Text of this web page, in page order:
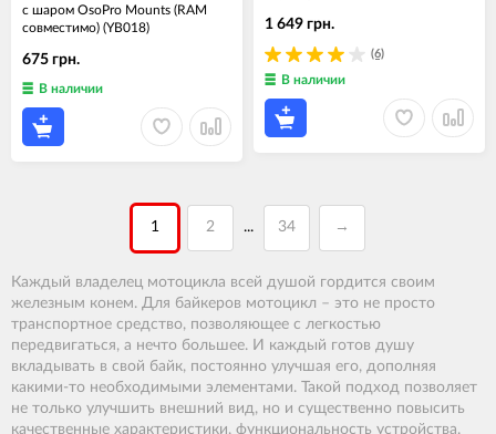
с шаром OsoPro Mounts (RAM
совместимо) (YB018)
675 грн.
В наличии
(6)
1 649 грн.
В наличии
1 2 ... 34 →
Каждый владелец мотоцикла всей душой гордится своим
железным конем. Для байкеров мотоцикл – это не просто
транспортное средство, позволяющее с легкостью
передвигаться, а нечто большее. И каждый готов душу
вкладывать в свой байк, постоянно улучшая его, дополняя
какими-то необходимыми элементами. Такой подход позволяет
не только улучшить внешний вид, но и существенно повысить
качественные характеристики, функциональность устройства.